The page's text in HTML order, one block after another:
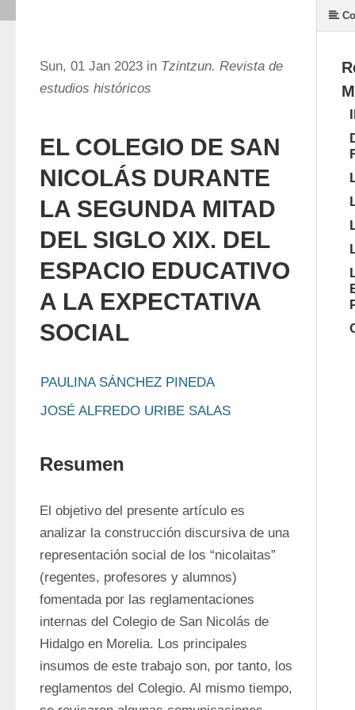
Sun, 01 Jan 2023 in Tzintzun. Revista de
estudios históricos
EL COLEGIO DE SAN
NICOLÁS DURANTE
LA SEGUNDA MITAD
DEL SIGLO XIX. DEL
ESPACIO EDUCATIVO
A LA EXPECTATIVA
SOCIAL
PAULINA SÁNCHEZ PINEDA
JOSÉ ALFREDO URIBE SALAS
Resumen
El objetivo del presente artículo es
analizar la construcción discursiva de una
representación social de los “nicolaitas”
(regentes, profesores y alumnos)
fomentada por las reglamentaciones
internas del Colegio de San Nicolás de
Hidalgo en Morelia. Los principales
insumos de este trabajo son, por tanto, los
reglamentos del Colegio. Al mismo tiempo,